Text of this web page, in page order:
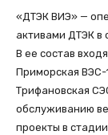
«ДТЭК ВИЭ» —
активами ДТЭК в
В ее состав
Приморская ВЭС-
Трифановская
обслуживанию
проекты в